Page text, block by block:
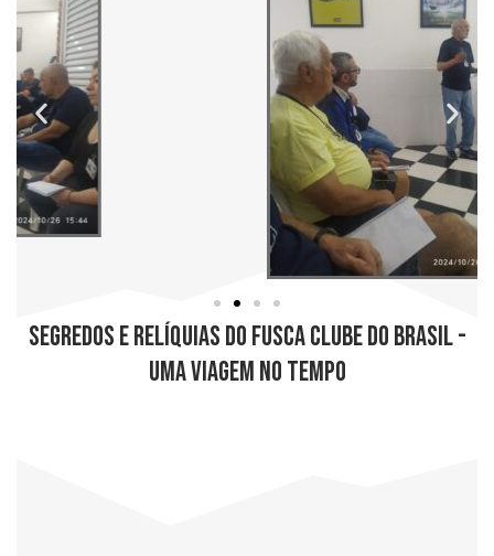
Segredos e Relíquias do Fusca Clube do Brasil -
Uma Viagem no Tempo